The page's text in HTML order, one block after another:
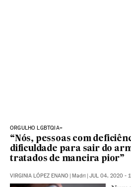
ORGULHO LGBTQIA+
“Nós, pessoas com
dificuldade para sair do
tratados de maneira pior”
VIRGINIA LÓPEZ ENANO Madri JUL 04, 2020 -